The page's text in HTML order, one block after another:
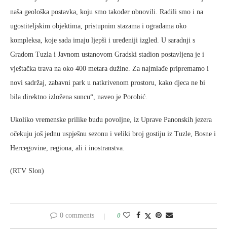
naša geološka postavka, koju smo također obnovili. Radili smo i na
ugostiteljskim objektima, pristupnim stazama i ogradama oko
kompleksa, koje sada imaju ljepši i uređeniji izgled. U saradnji s
Gradom Tuzla i Javnom ustanovom Gradski stadion postavljena je i
vještačka trava na oko 400 metara dužine. Za najmlađe pripremamo i
novi sadržaj, zabavni park u natkrivenom prostoru, kako djeca ne bi
bila direktno izložena suncu“, naveo je Porobić.
Ukoliko vremenske prilike budu povoljne, iz Uprave Panonskih jezera
očekuju još jednu uspješnu sezonu i veliki broj gostiju iz Tuzle, Bosne i
Hercegovine, regiona, ali i inostranstva.
(RTV Slon)
0 comments 0